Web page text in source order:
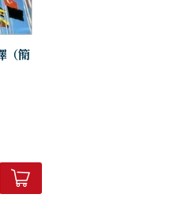
（簡
，是